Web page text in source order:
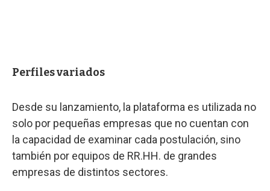
Perfiles variados
Desde su lanzamiento, la plataforma es utilizada no
solo por pequeñas empresas que no cuentan con
la capacidad de examinar cada postulación, sino
también por equipos de RR.HH. de grandes
empresas de distintos sectores.